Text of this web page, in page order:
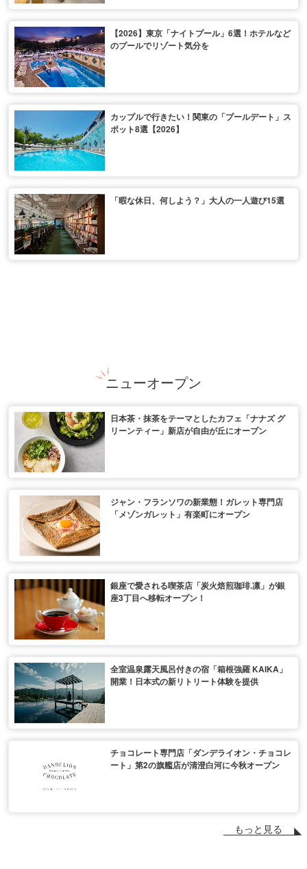
【2026】東京「ナイトプール」6選！ホテルなど
のプールでリゾート気分を
カップルで行きたい！関東の「プールデート」ス
ポット8選【2026】
「暇な休日、何しよう？」大人の一人遊び15選
ニューオープン
日本茶・抹茶をテーマとしたカフェ「ナナズ グ
リーンティー」新店が自由が丘にオープン
ジャン・フランソワの新業態！ガレット専門店
「メゾンガレット」有楽町にオープン
銀座で愛される喫茶店「炭火焙煎珈琲.凛」が銀
座3丁目へ移転オープン！
全室温泉露天風呂付きの宿「箱根強羅 KAIKA」
開業！日本式の新リトリート体験を提供
チョコレート専門店「ダンデライオン・チョコレ
ート」第2の旗艦店が清澄白河に今秋オープン
もっと見る